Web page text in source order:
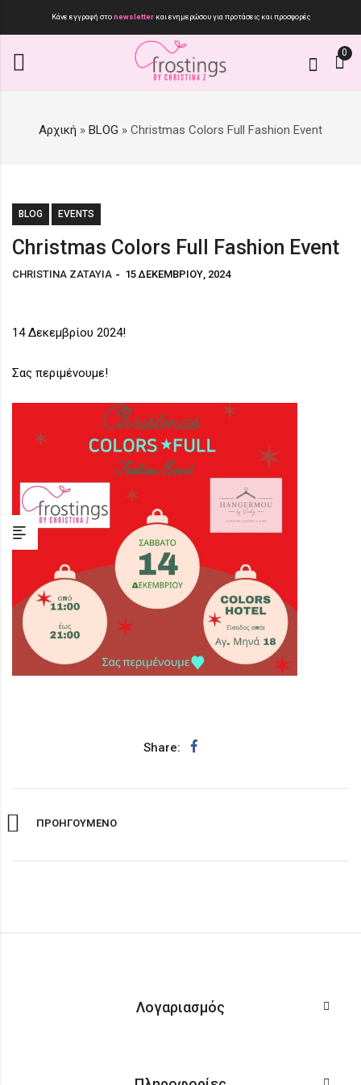
Κάνε εγγραφή στοnewsletter και ενημερώσου για προτάσεις και προσφορές
0
Αρχική » BLOG » Christmas Colors Full Fashion Event
BLOG EVENTS
Christmas Colors Full Fashion Event
CHRISTINA ZATAYIA 15 ΔΕΚΕΜΒΡΊΟΥ, 2024
14 Δεκεμβρίου 2024!
Σας περιμένουμε!
Share:
ΠΡΟΗΓΟΥΜΕΝΟ
Λογαριασμός